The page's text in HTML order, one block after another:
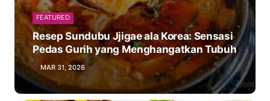
FEATURED
Resep Sundubu Jjigae ala Korea: Sensasi
Pedas Gurih yang Menghangatkan Tubuh
MAR 31, 2026